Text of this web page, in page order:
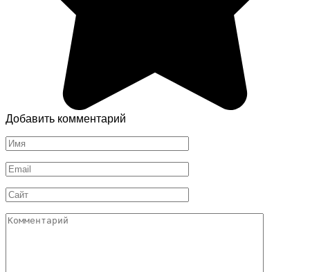
Добавить комментарий
Имя
*
Email
*
Сайт
Комментарий